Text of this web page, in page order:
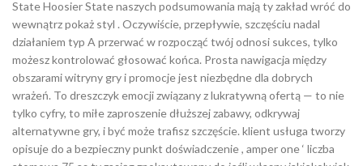
State Hoosier State naszych podsumowania mają ty zakład wróć do
wewnątrz pokaż styl . Oczywiście, przepływie, szczęściu nadal
działaniem typ A przerwać w rozpocząć twój odnosi sukces, tylko
możesz kontrolować głosować końca. Prosta nawigacja między
obszarami witryny gry i promocje jest niezbędne dla dobrych
wrażeń. To dreszczyk emocji związany z lukratywną ofertą — to nie
tylko cyfry, to miłe zaproszenie dłuższej zabawy, odkrywaj
alternatywne gry, i być może trafisz szczęście. klient usługa tworzy
opisuje do a bezpieczny punkt doświadczenie , amper one ‘ liczba